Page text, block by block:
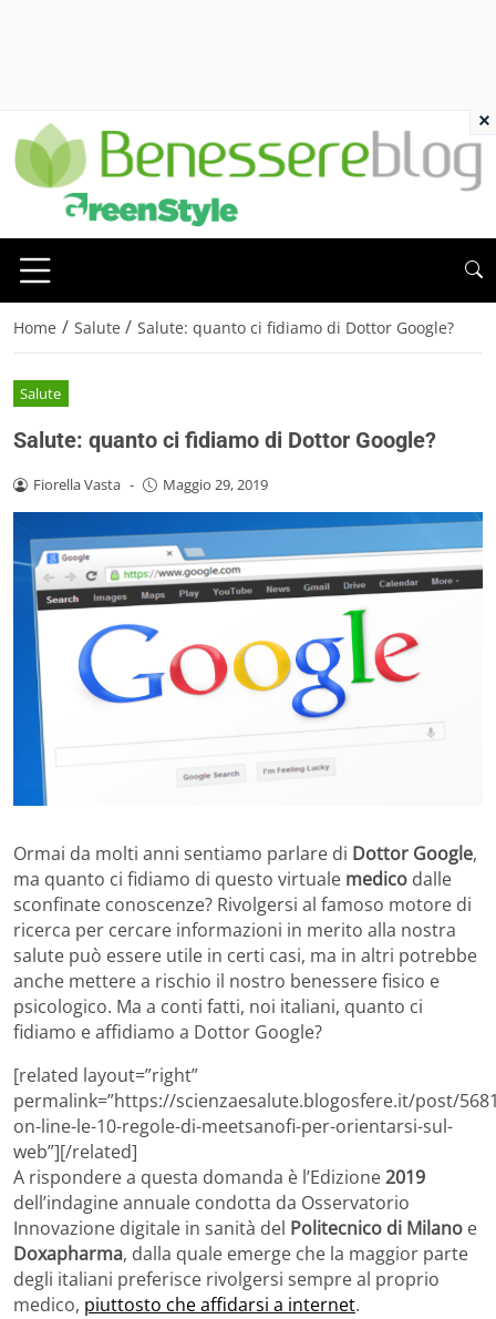
Home / Salute / Salute: quanto ci fidiamo di Dottor Google?
Salute
Salute: quanto ci fidiamo di Dottor Google?
Fiorella Vasta - Maggio 29, 2019
Ormai da molti anni sentiamo parlare di Dottor Google,
ma quanto ci fidiamo di questo virtuale medico dalle
sconfinate conoscenze? Rivolgersi al famoso motore di
ricerca per cercare informazioni in merito alla nostra
salute può essere utile in certi casi, ma in altri potrebbe
anche mettere a rischio il nostro benessere fisico e
psicologico. Ma a conti fatti, noi italiani, quanto ci
fidiamo e affidiamo a Dottor Google?
[related layout=”right”
permalink=”https://scienzaesalute.blogosfere.it/post/
on-line-le-10-regole-di-meetsanofi-per-orientarsi-sul-
web”][/related]
A rispondere a questa domanda è l’Edizione2019
dell’indagine annuale condotta da Osservatorio
Innovazione digitale in sanità del Politecnico di Milano e
Doxapharma, dalla quale emerge che la maggior parte
degli italiani preferisce rivolgersi sempre al proprio
medico, piuttosto che affidarsi a internet.
×